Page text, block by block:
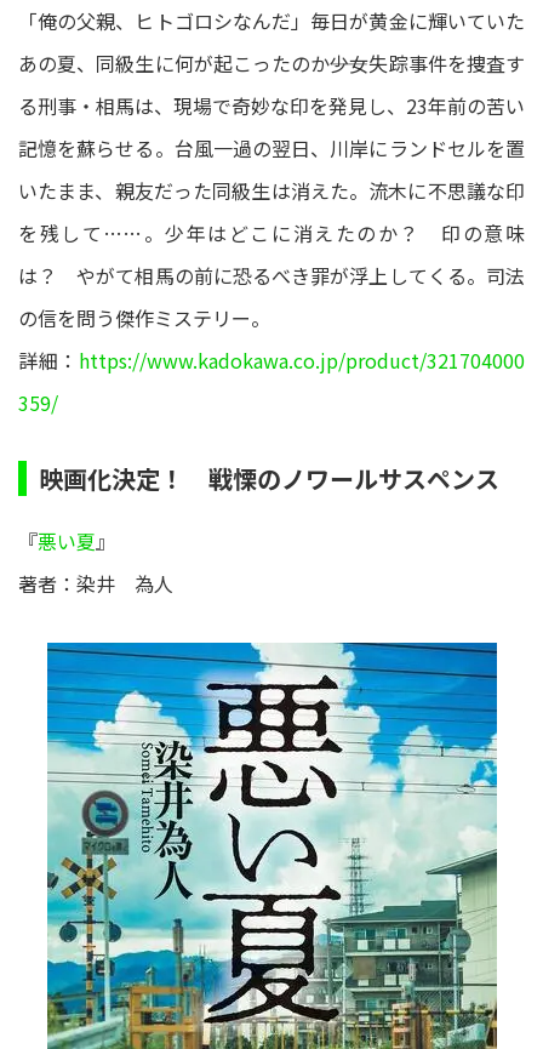
「俺の父親、ヒトゴロシなんだ」毎日が黄金に輝いていた
あの夏、同級生に何が起こったのか――少女失踪事件を捜査す
る刑事・相馬は、現場で奇妙な印を発見し、23年前の苦い
記憶を蘇らせる。台風一過の翌日、川岸にランドセルを置
いたまま、親友だった同級生は消えた。流木に不思議な印
を残して……。少年はどこに消えたのか？ 印の意味
は？ やがて相馬の前に恐るべき罪が浮上してくる。司法
の信を問う傑作ミステリー。
詳細： https://www.kadokawa.co.jp/product/321704000
359/
映画化決定！ 戦慄のノワールサスペンス
『悪い夏』
著者：染井 為人